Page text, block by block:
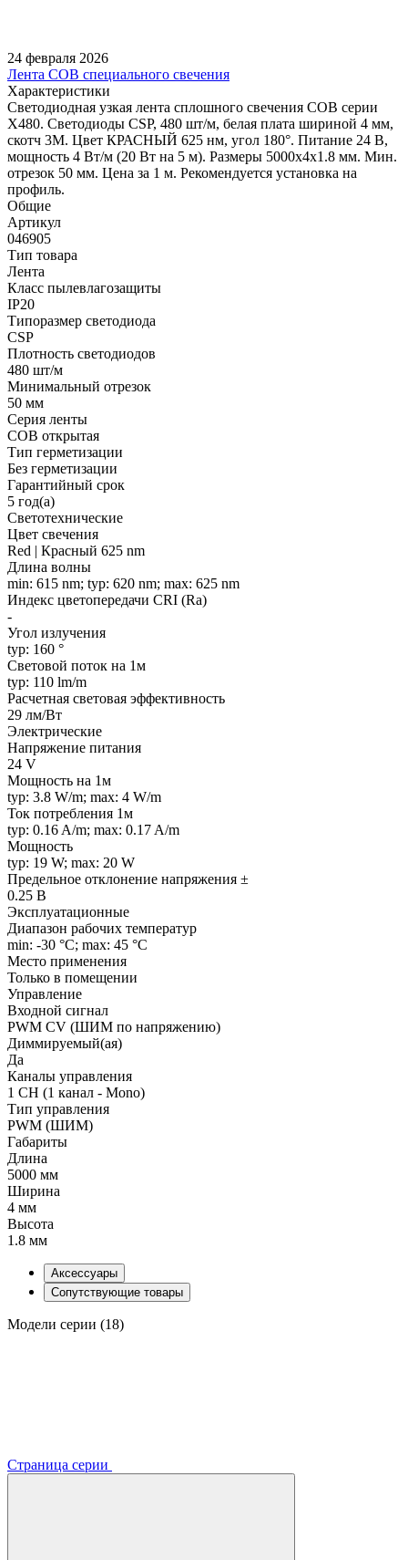
24 февраля 2026
Лента COB специального свечения
Характеристики
Светодиодная узкая лента сплошного свечения COB серии
X480. Светодиоды CSP, 480 шт/м, белая плата шириной 4 мм,
скотч 3M. Цвет КРАСНЫЙ 625 нм, угол 180°. Питание 24 В,
мощность 4 Вт/м (20 Вт на 5 м). Размеры 5000х4х1.8 мм. Мин.
отрезок 50 мм. Цена за 1 м. Рекомендуется установка на
профиль.
Общие
Артикул
046905
Тип товара
Лента
Класс пылевлагозащиты
IP20
Типоразмер светодиода
CSP
Плотность светодиодов
480 шт/м
Минимальный отрезок
50 мм
Серия ленты
COB открытая
Тип герметизации
Без герметизации
Гарантийный срок
5 год(а)
Светотехнические
Цвет свечения
Red | Красный 625 nm
Длина волны
min: 615 nm; typ: 620 nm; max: 625 nm
Индекс цветопередачи CRI (Ra)
-
Угол излучения
typ: 160 °
Световой поток на 1м
typ: 110 lm/m
Расчетная световая эффективность
29 лм/Вт
Электрические
Напряжение питания
24 V
Мощность на 1м
typ: 3.8 W/m; max: 4 W/m
Ток потребления 1м
typ: 0.16 A/m; max: 0.17 A/m
Мощность
typ: 19 W; max: 20 W
Предельное отклонение напряжения ±
0.25 В
Эксплуатационные
Диапазон рабочих температур
min: -30 °C; max: 45 °C
Место применения
Только в помещении
Управление
Входной сигнал
PWM СV (ШИМ по напряжению)
Диммируемый(ая)
Да
Каналы управления
1 CH (1 канал - Mono)
Тип управления
PWM (ШИМ)
Габариты
Длина
5000 мм
Ширина
4 мм
Высота
1.8 мм
Аксессуары
Сопутствующие товары
Модели серии (18)
Страница серии